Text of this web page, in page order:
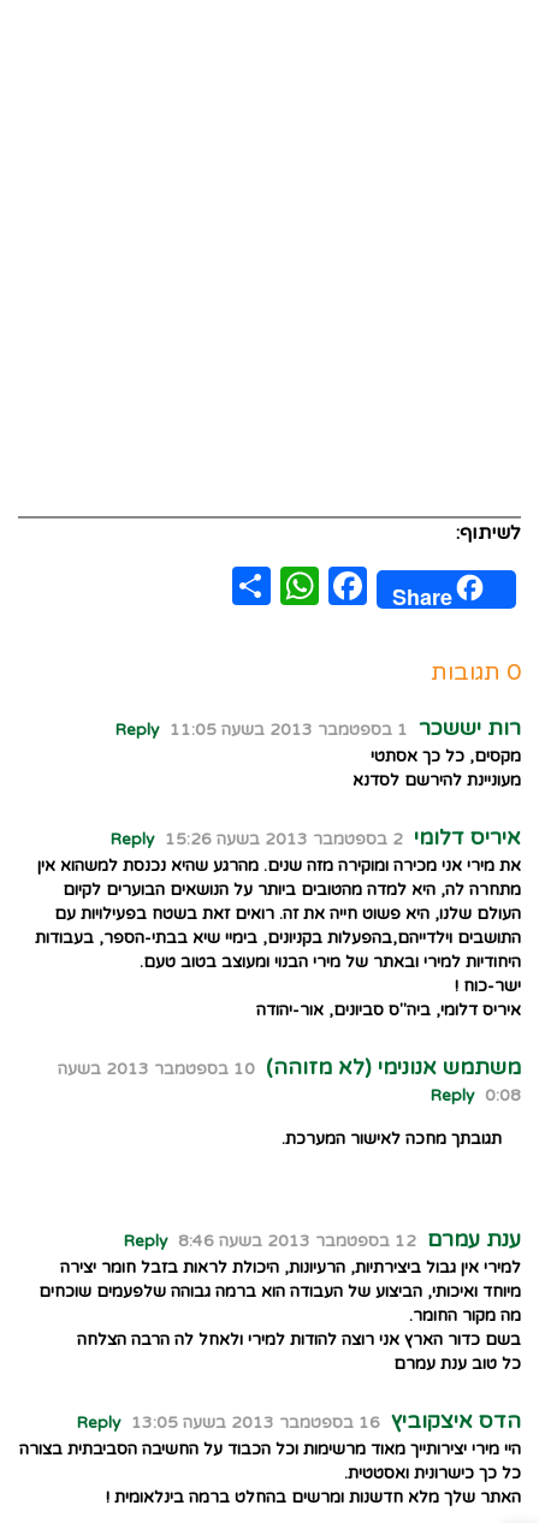
לשיתוף:
Share
Facebook
WhatsApp
0 תגובות
רות יששכר 1 בספטמבר 2013 בשעה 11:05
Reply
מקסים, כל כך אסתטי
מעוניינת להירשם לסדנא
איריס דלומי 2 בספטמבר 2013 בשעה 15:26
Reply
את מירי אני מכירה ומוקירה מזה שנים. מהרגע שהיא נכנסת למשהוא אין
מתחרה לה, היא למדה מהטובים ביותר על הנושאים הבוערים לקיום
העולם שלנו, היא פשוט חייה את זה. רואים זאת בשטח בפעילויות עם
התושבים וילדייהם,בהפעלות בקניונים, בימיי שיא בבתי-הספר, בעבודות
היחודיות למירי ובאתר של מירי הבנוי ומעוצב בטוב טעם.
ישר-כוח !
איריס דלומי, ביה"ס סביונים, אור-יהודה
משתמש אנונימי (לא מזוהה)
10 בספטמבר 2013 בשעה
0:08
Reply
תגובתך מחכה לאישור המערכת.
ענת עמרם 12 בספטמבר 2013 בשעה 8:46
Reply
למירי אין גבול ביצירתיות, הרעיונות, היכולת לראות בזבל חומר יצירה
מיוחד ואיכותי, הביצוע של העבודה הוא ברמה גבוהה שלפעמים שוכחים
מה מקור החומר.
בשם כדור הארץ אני רוצה להודות למירי ולאחל לה הרבה הצלחה
כל טוב ענת עמרם
הדס איצקוביץ 16 בספטמבר 2013 בשעה 13:05
Reply
היי מירי יצירותייך מאוד מרשימות וכל הכבוד על החשיבה הסביבתית בצורה
כל כך כישרונית ואסטטית.
האתר שלך מלא חדשנות ומרשים בהחלט ברמה בינלאומית !